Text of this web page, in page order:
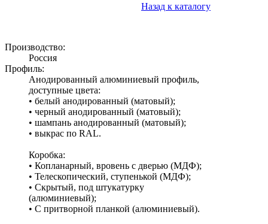
Назад к каталогу
Производство:
Россия
Профиль:
Анодированный алюминиевый профиль,
доступные цвета:
• белый анодированный (матовый);
• черный анодированный (матовый);
• шампань анодированный (матовый);
• выкрас по RAL.
Коробка:
• Копланарный, вровень с дверью (МДФ);
• Телескопический, ступенькой (МДФ);
• Скрытый, под штукатурку
(алюминиевый);
• С притворной планкой (алюминиевый).